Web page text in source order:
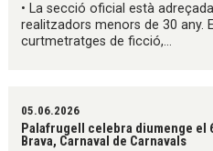
• La secció oficial està
realitzadors menors de 30 any.
curtmetratges de ficció,...
05.06.2026
Palafrugell celebra diumenge el
Brava, Carnaval de Carnavals